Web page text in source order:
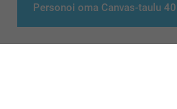
Personoi oma Canvas-taulu
Switzerland - Suomi - Sverige -
Other Countries